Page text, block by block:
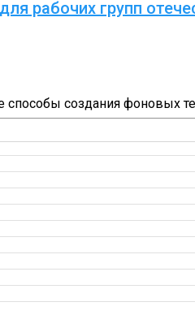
рабочих групп
способы создания фоновых